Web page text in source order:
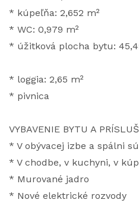
* kúpeľňa: 2,652 m²
* WC: 0,979 m²
* úžitková plocha bytu:
* loggia: 2,65 m²
* pivnica
VYBAVENIE BYTU A
* V obývacej izbe a spálni
* V chodbe, v kuchyni, v
* Murované jadro
* Nové elektrické rozvody